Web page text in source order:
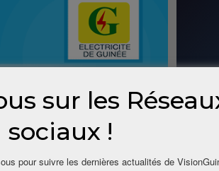
SA) a
campagne de
du réservoir du
vise à prévenir les
sur les
sociaux !
pour suivre les dernières actualités de